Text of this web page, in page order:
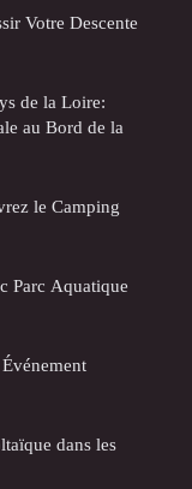
Votre Descente
de la Loire:
au Bord de la
le Camping
Parc Aquatique
dans les